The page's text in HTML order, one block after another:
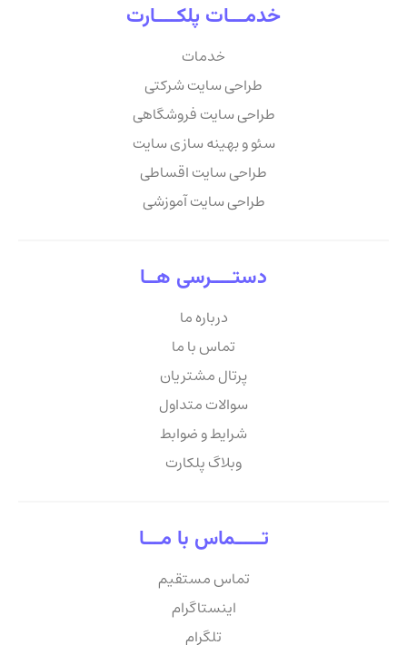
خدمـــات پلکــــارت
خدمات
طراحی سایت شرکتی
طراحی سایت فروشگاهی
سئو و بهینه سازی سایت
طراحی سایت اقساطی
طراحی سایت آموزشی
دستــــرسی هــا
درباره ما
تماس با ما
پرتال مشتریان
سوالات متداول
شرایط و ضوابط
وبلاگ پلکارت
تـــــماس با مـــا
تماس مستقیم
اینستاگرام
تلگرام